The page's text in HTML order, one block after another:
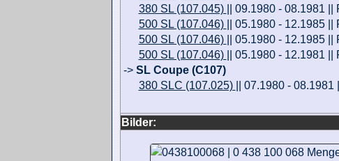
380 SL (107.045)
|| 09.1980 - 08.1981
500 SL (107.046)
|| 05.1980 - 12.1985
500 SL (107.046)
|| 05.1980 - 12.1985
500 SL (107.046)
|| 05.1980 - 12.1981
-> SL Coupe (C107)
380 SLC (107.025)
|| 07.1980 -
Bilder: